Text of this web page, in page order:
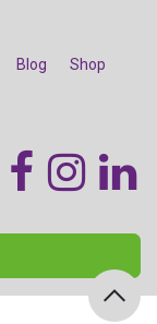
Blog
Shop